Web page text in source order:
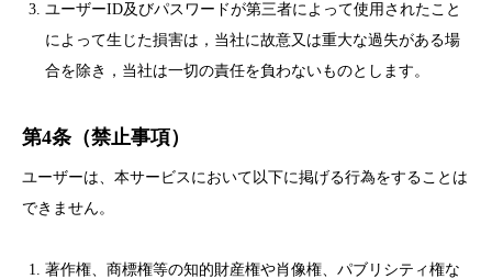
ユーザーID及びパスワードが第三者によって使用されたこと
によって生じた損害は，当社に故意又は重大な過失がある場
合を除き，当社は一切の責任を負わないものとします。
第4条（禁止事項）
ユーザーは、本サービスにおいて以下に掲げる行為をすることは
できません。
著作権、商標権等の知的財産権や肖像権、パブリシティ権な